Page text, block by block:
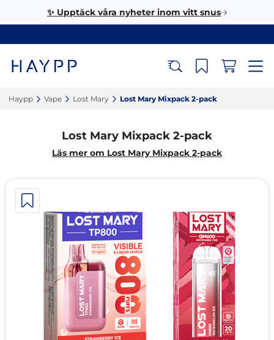
✨ Upptäck våra nyheter inom vitt snus
Haypp‎ Vape‎ Lost Mary‎ Lost Mary Mixpack 2-pack‎
Lost Mary Mixpack 2-pack
Läs mer om Lost Mary Mixpack 2-pack